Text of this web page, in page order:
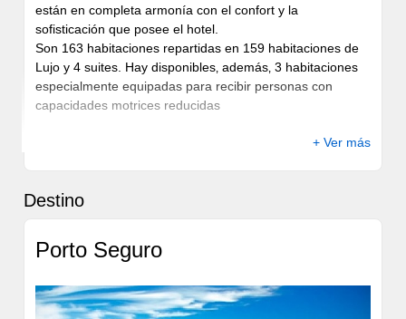
están en completa armonía con el confort y la
sofisticación que posee el hotel.
Son 163 habitaciones repartidas en 159 habitaciones de
Lujo y 4 suites. Hay disponibles‚ además‚ 3 habitaciones
especialmente equipadas para recibir personas con
capacidades motrices reducidas
+ Ver más
Destino
Porto Seguro